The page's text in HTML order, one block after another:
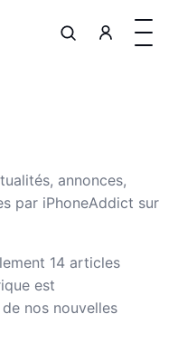
annonces,
par iPhoneAddict sur
14 articles
est
nos nouvelles